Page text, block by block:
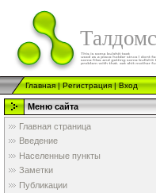
Главная|Регистрация|Вход
Меню сайта
Главная страница
Введение
Населенные пункты
Заметки
Публикации